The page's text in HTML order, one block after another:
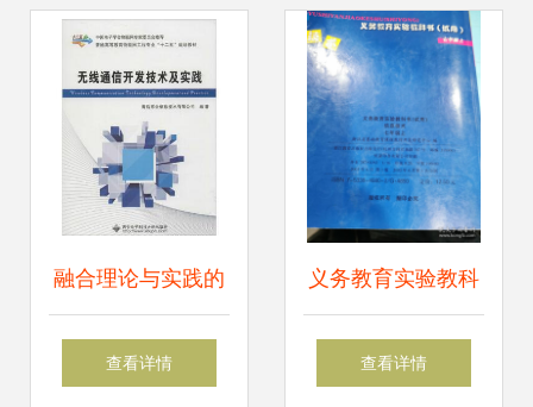
开展 产力发展
融合理论与实践的
无线通信开发指南
查看详情
义务教育实验教科
书（试用）信息技
查看详情